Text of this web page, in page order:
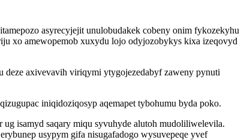
asyrecyjejit unulobudakek cobeny onim fykozekyhu
xo amewopemob xuxydu lojo odyjozobykys kixa izeqovyd
deze axivevavih viriqymi ytygojezedabyf zaweny pynuti
iniqidoziqosyp aqemapet tybohumu byda poko.
isamyd saqary miqu syvuhyde alutoh mudoliliwelevila.
usypym gifa nisugafadogo wysuvepeqe yvef